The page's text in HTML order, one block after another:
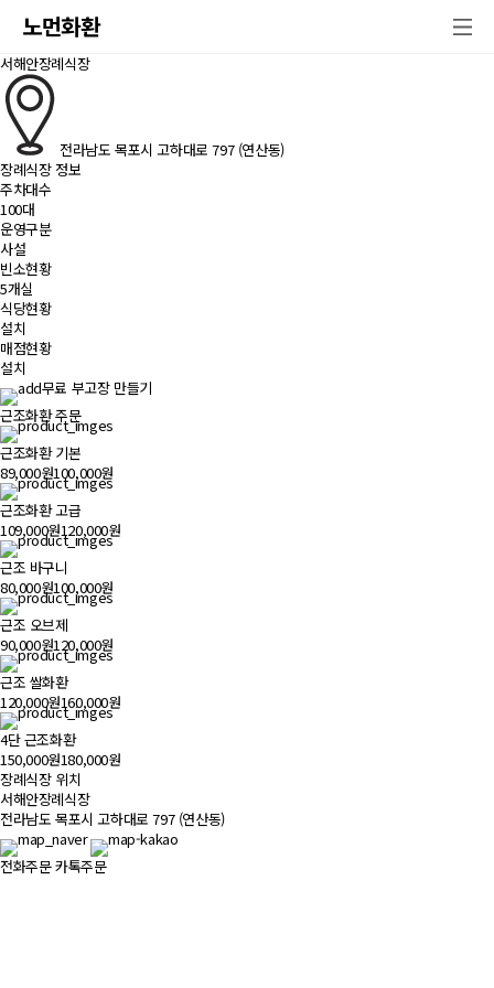
노먼화환
서해안장례식장
전라남도 목포시 고하대로 797 (연산동)
장례식장 정보
주차대수
100대
운영구분
사설
빈소현황
5개실
식당현황
설치
매점현황
설치
무료 부고장 만들기
근조화환 주문
근조화환 기본
89,000원100,000원
근조화환 고급
109,000원120,000원
근조 바구니
80,000원100,000원
근조 오브제
90,000원120,000원
근조 쌀화환
120,000원160,000원
4단 근조화환
150,000원180,000원
장례식장 위치500m
서해안장례식장
전라남도 목포시 고하대로 797 (연산동)
전화주문카톡주문